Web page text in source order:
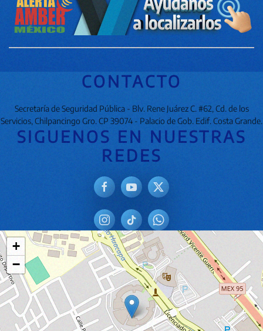
CONTACTO
Secretaría de Seguridad Pública - Blv. Rene Juárez C. #62, Cd. de los
Servicios, Chilpancingo Gro. CP 39074 - Palacio de Gob. Edif. Costa Grande.
SIGUENOS EN NUESTRAS
REDES
+
−